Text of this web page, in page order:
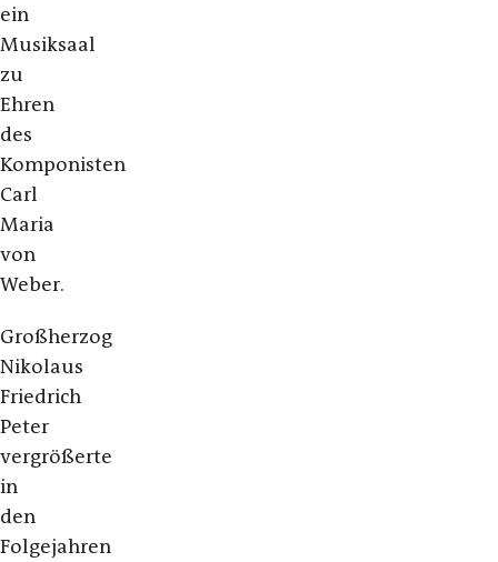
ein
Musiksaal
zu
Ehren
des
Komponisten
Carl
Maria
von
Weber.
Großherzog
Nikolaus
Friedrich
Peter
vergrößerte
in
den
Folgejahren